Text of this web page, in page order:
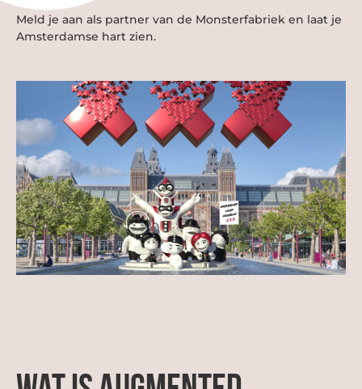
Meld je aan als partner van de Monsterfabriek en laat je
Amsterdamse hart zien.